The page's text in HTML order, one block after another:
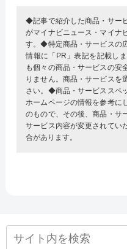
◆記事で紹介した商品・サー
がマイナビニュース・マイナ
す。◆特定商品・サービスの
情報に「PR」表記を記載し
も個々の商品・サービスの安
りません。商品・サービスを
さい。◆商品・サービススペ
ホームページの情報を参考に
のもので、その後、商品・サ
サービス内容が変更されてい
合があります。